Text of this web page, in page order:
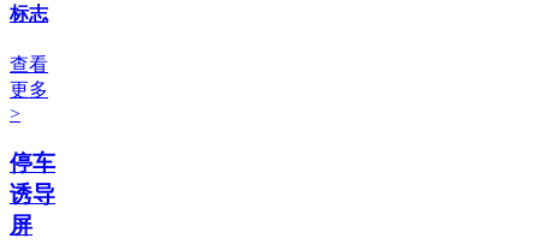
标志
查看
更多
>
停车
诱导
屏